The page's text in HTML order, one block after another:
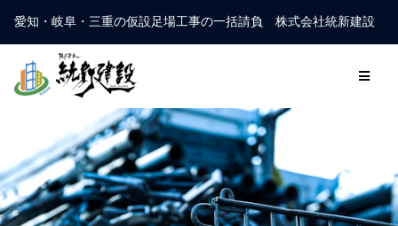
愛知・岐阜・三重の仮設足場工事の一括請負 株式会社統新建設